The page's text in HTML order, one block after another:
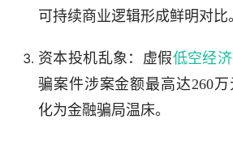
可持续商业逻辑形成鲜明对比
资本投机乱象：虚假低空经
骗案件涉案金额最高达260
化为金融骗局温床。